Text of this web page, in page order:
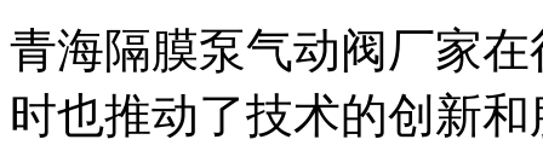
青海隔膜泵气动阀厂家
时也推动了技术的创新